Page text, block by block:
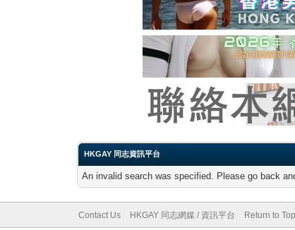
HKGAY 同志資訊平台
An invalid search was specified. Please go back
Contact Us HKGAY 同志網媒 / 資訊平台 Return to Top